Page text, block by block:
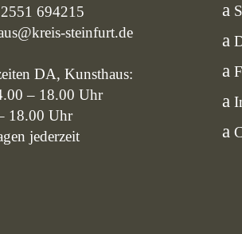
694215
steinfurt.de
DA, Kunsthaus:
– 18.00 Uhr
18.00 Uhr
jederzeit